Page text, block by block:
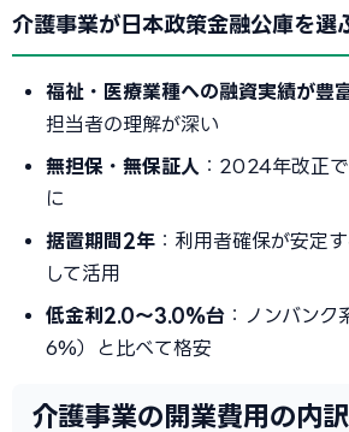
介護事業が日本政策金融公庫を選
福祉・医療業種への融資実績が豊
担当者の理解が深い
無担保・無保証人 ：2024年改正
に
据置期間2年 ：利用者確保が安定
して活用
低金利2.0〜3.0%台 ：ノンバン
6%）と比べて格安
介護事業の開業費用の内